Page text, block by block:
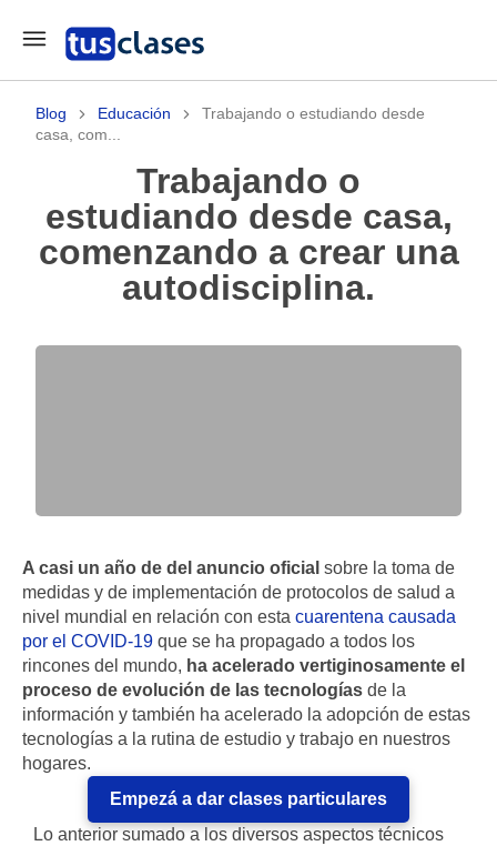
Blog Educación
Trabajando o estudiando desde
casa, com...
Trabajando o
estudiando desde casa,
comenzando a crear una
autodisciplina.
A casi un año de del anuncio oficial sobre la toma de
medidas y de implementación de protocolos de salud a
nivel mundial en relación con esta cuarentena causada
por el COVID-19 que se ha propagado a todos los
rincones del mundo, ha acelerado vertiginosamente el
proceso de evolución de las tecnologías de la
información y también ha acelerado la adopción de estas
tecnologías a la rutina de estudio y trabajo en nuestros
hogares.
Empezá a dar clases particulares
Lo anterior sumado a los diversos aspectos técnicos